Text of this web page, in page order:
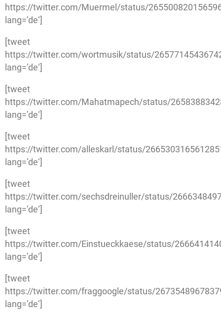
https://twitter.com/Muermel/status/
lang=’de‘]
[tweet
https://twitter.com/wortmusik/status/
lang=’de‘]
[tweet
https://twitter.com/Mahatmapech/status/
lang=’de‘]
[tweet
https://twitter.com/alleskarl/status/
lang=’de‘]
[tweet
https://twitter.com/sechsdreinuller/status/
lang=’de‘]
[tweet
https://twitter.com/Einstueckkaese/status/
lang=’de‘]
[tweet
https://twitter.com/fraggoogle/status/
lang=’de‘]